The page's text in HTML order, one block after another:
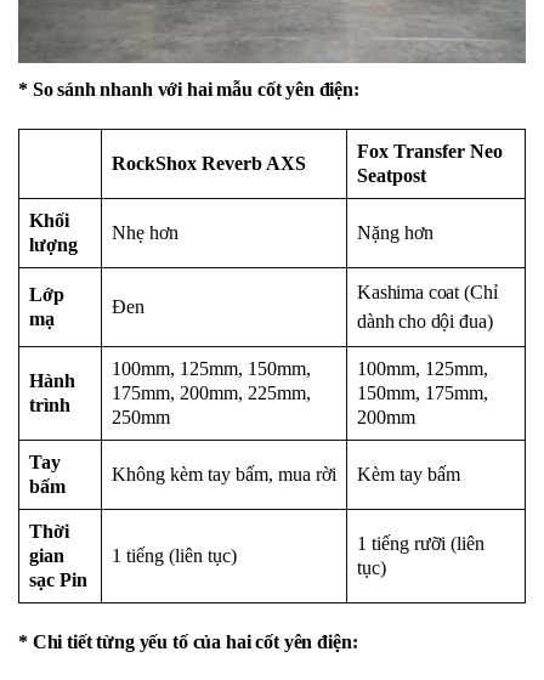
* So sánh nhanh với hai mẫu cốt yên điện:
RockShox Reverb AXS
Fox Transfer Neo
Seatpost
Khối
lượng
Nhẹ hơn Nặng hơn
Lớp
mạ
Đen
Kashima coat (Chỉ
dành cho dội đua)
Hành
trình
100mm, 125mm, 150mm,
175mm, 200mm, 225mm,
250mm
100mm, 125mm,
150mm, 175mm,
200mm
Tay
bấm
Không kèm tay bấm, mua rời Kèm tay bấm
Thời
gian
sạc Pin
1 tiếng (liên tục)
1 tiếng rưỡi (liên
tục)
* Chi tiết từng yếu tố của hai cốt yên điện: